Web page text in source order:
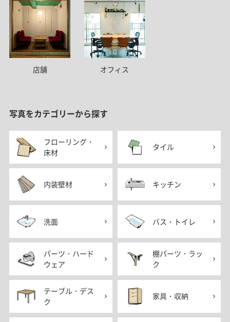
店舗 オフィス
写真をカテゴリーから探す
フローリング・
床材
タイル
内装壁材 キッチン
洗面 バス・トイレ
パーツ・ハード
ウェア
棚パーツ・ラッ
ク
テーブル・デス
ク
家具・収納